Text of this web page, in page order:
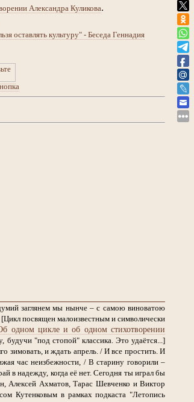
Александра Куликова.
оставлять культуру" - Беседа Геннадия
заглянем мы нынче – с самою виноватою
[Цикл посвящен малоизвестным и символически
одном цикле и об одном стихотворении
будучи "под стопой" классика. Это удаётся...]
зимовать, и ждать апрель. / И все простить. И
час неизбежности, / В старину говорили –
в надежду, когда её нет. Сегодня ты играл бы
Алексей Ахматов, Тарас Шевченко и Виктор
Кутенковым в рамках подкаста "Летопись